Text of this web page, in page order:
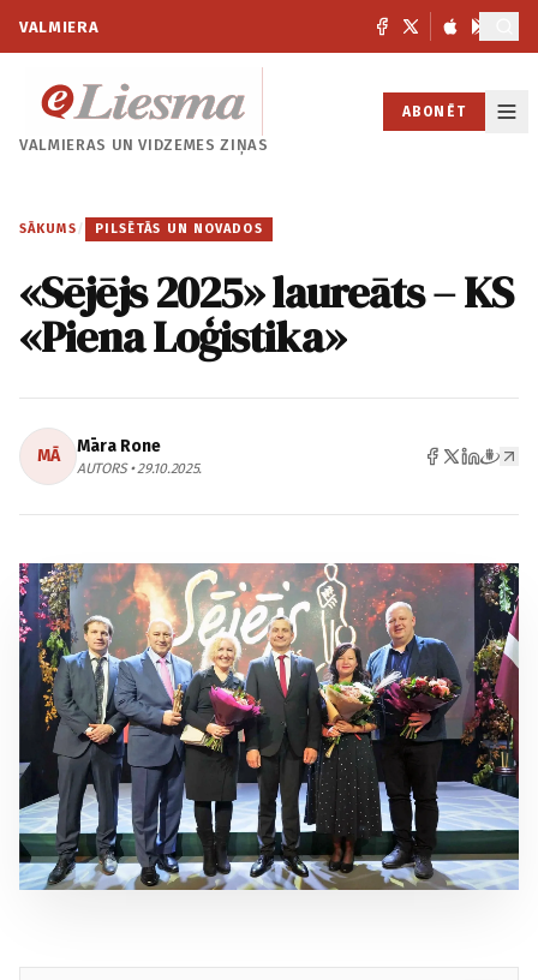
VALMIERA
VALMIERAS UNVIDZEMES ZIŅAS
ABONĒT
SĀKUMS / PILSĒTĀS UN NOVADOS
«Sējējs 2025» laureāts – KS
«Piena Loģistika»
MĀ Māra Rone
AUTORS • 29.10.2025.